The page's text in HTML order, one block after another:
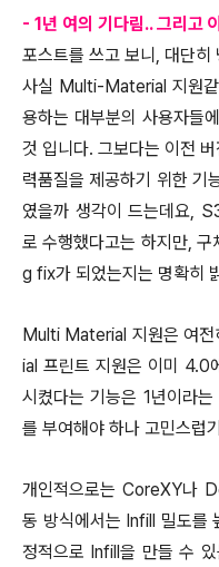
- 1년 여의 기다림.. 그리고
포스트를 쓰고 보니, 대단히
사실 Multi-Material 지원
용하는 대부분의 사용자들
것 입니다. 그보다는 이전
력품질을 제공하기 위한 기
였을까 생각이 드는데요,
로 수행했다고는 하지만,
g fix가 되었는지는 명확히
Multi Material 지원은 여
ial 프린트 지원은 이미 4.0
시켰다는 기능은 1년이라
를 부여해야 하나 고민스럽
개인적으로는 CoreXY나
동 방식에서는 Infill 밀도를
정적으로 Infill을 만들 수